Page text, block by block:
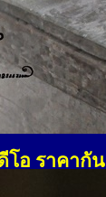
อ ราคากั